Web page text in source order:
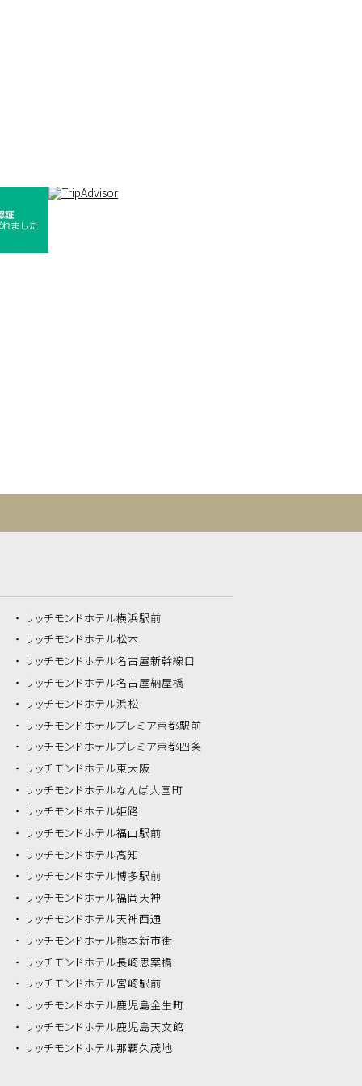
リッチモンドホテル横浜駅前
リッチモンドホテル松本
リッチモンドホテル名古屋新幹線口
リッチモンドホテル名古屋納屋橋
リッチモンドホテル浜松
リッチモンドホテルプレミア京都駅前
リッチモンドホテルプレミア京都四条
リッチモンドホテル東大阪
リッチモンドホテルなんば大国町
リッチモンドホテル姫路
リッチモンドホテル福山駅前
リッチモンドホテル高知
リッチモンドホテル博多駅前
リッチモンドホテル福岡天神
リッチモンドホテル天神西通
リッチモンドホテル熊本新市街
リッチモンドホテル長崎思案橋
リッチモンドホテル宮崎駅前
リッチモンドホテル鹿児島金生町
リッチモンドホテル鹿児島天文館
リッチモンドホテル那覇久茂地